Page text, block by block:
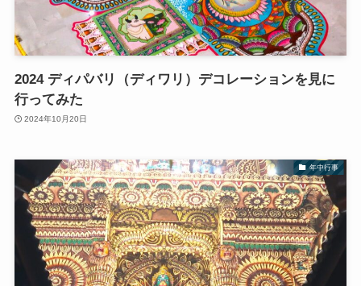
2024 ディパバリ（ディワリ）デコレーションを見に
行ってみた
2024年10月20日
年中行事